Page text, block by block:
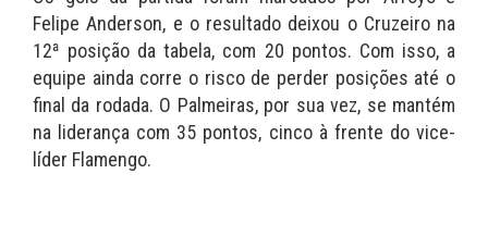
Felipe Anderson, e o resultado deixou o Cruzeiro na
12ª posição da tabela, com 20 pontos. Com isso, a
equipe ainda corre o risco de perder posições até o
final da rodada. O Palmeiras, por sua vez, se mantém
na liderança com 35 pontos, cinco à frente do vice-
líder Flamengo.